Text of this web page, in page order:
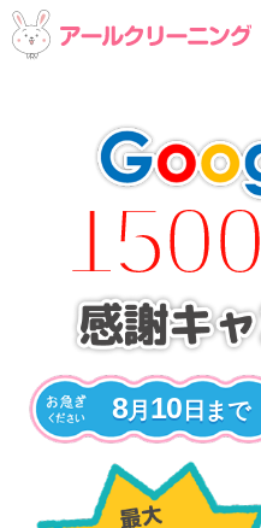
8月 10 日 まで
1500